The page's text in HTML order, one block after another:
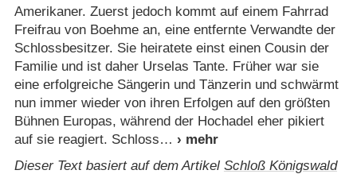
Amerikaner. Zuerst jedoch kommt auf einem Fahrrad
Freifrau von Boehme an, eine entfernte Verwandte der
Schlossbesitzer. Sie heiratete einst einen Cousin der
Familie und ist daher Urselas Tante. Früher war sie
eine erfolgreiche Sängerin und Tänzerin und schwärmt
nun immer wieder von ihren Erfolgen auf den größten
Bühnen Europas, während der Hochadel eher pikiert
auf sie reagiert. Schloss
Dieser Text basiert auf dem Artikel Schloß Königswald